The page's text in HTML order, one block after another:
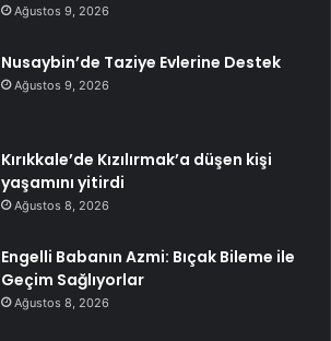
Ağustos 9, 2026
Nusaybin’de Taziye Evlerine Destek
Ağustos 9, 2026
Kırıkkale’de Kızılırmak’a düşen kişi
yaşamını yitirdi
Ağustos 8, 2026
Engelli Babanın Azmi: Bıçak Bileme ile
Geçim Sağlıyorlar
Ağustos 8, 2026